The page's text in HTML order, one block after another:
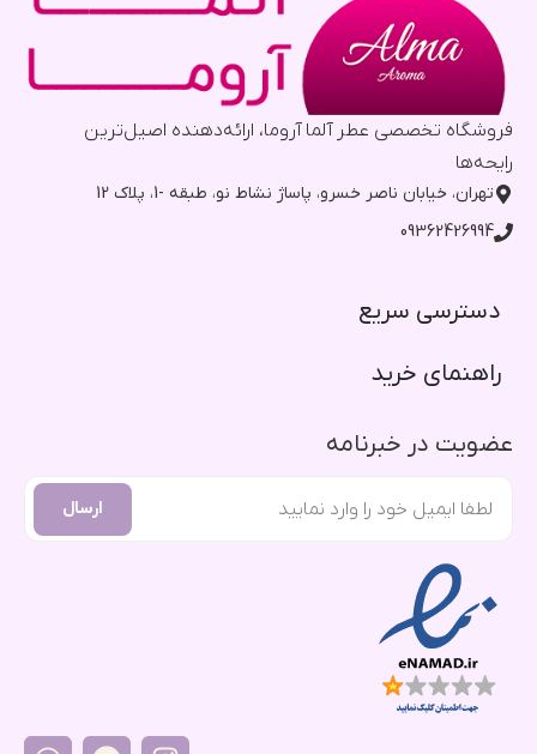
فروشگاه تخصصی عطر آلما آروما، ارائه‌دهنده اصیل‌ترین
رایحه‌ها
تهران، خیابان ناصر خسرو، پاساژ نشاط نو، طبقه -1، پلاک 12
09362426994
دسترسی سریع​
راهنمای خرید​
عضویت در خبرنامه
ارسال